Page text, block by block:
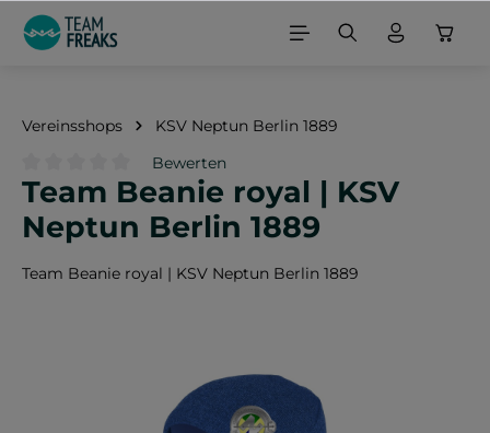
springen
Vereinsshops KSV Neptun Berlin 1889
Durchschnittliche Bewertung von 0 von 5 Sternen
Bewerten
Team Beanie royal | KSV
Neptun Berlin 1889
Team Beanie royal | KSV Neptun Berlin 1889